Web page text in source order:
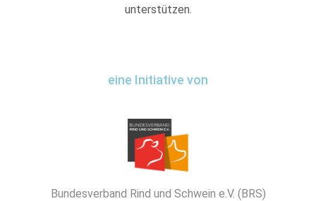
unterstützen.
eine Initiative von
Bundesverband Rind und Schwein e.V. (BRS)